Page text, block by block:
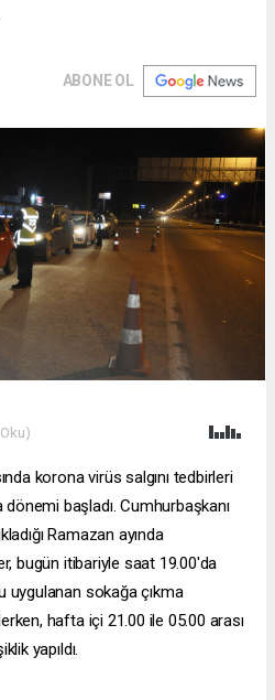
ABONE OL
korona virüs salgını tedbirleri
başladı. Cumhurbaşkanı
Ramazan ayında
bugün itibariyle saat 19.00'da
uygulanan sokağa çıkma
hafta içi 21.00 ile 05.00 arası
yapıldı.